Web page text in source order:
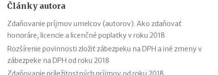
Články autora
Zdaňovanie príjmov umelcov (autorov). Ako zdaňovať
honoráre, licencie a licenčné poplatky v roku 2018
Rozšírenie povinnosti zložiť zábezpeku na DPH a iné zmeny v
zábezpeke na DPH od roku 2018